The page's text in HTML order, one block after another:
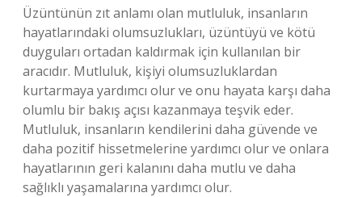
Üzüntünün zıt anlamı olan mutluluk, insanların
hayatlarındaki olumsuzlukları, üzüntüyü ve kötü
duyguları ortadan kaldırmak için kullanılan bir
aracıdır. Mutluluk, kişiyi olumsuzluklardan
kurtarmaya yardımcı olur ve onu hayata karşı daha
olumlu bir bakış açısı kazanmaya teşvik eder.
Mutluluk, insanların kendilerini daha güvende ve
daha pozitif hissetmelerine yardımcı olur ve onlara
hayatlarının geri kalanını daha mutlu ve daha
sağlıklı yaşamalarına yardımcı olur.